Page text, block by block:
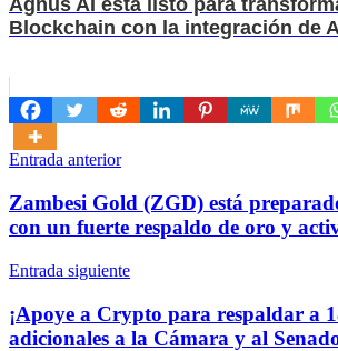
Agnus AI está listo para
Blockchain con la integración de
Navegación
de
entradas
Entrada anterior
Zambesi Gold (ZGD) está
con un fuerte respaldo de oro y
Entrada siguiente
¡Apoye a Crypto para respaldar a
adicionales a la Cámara y al